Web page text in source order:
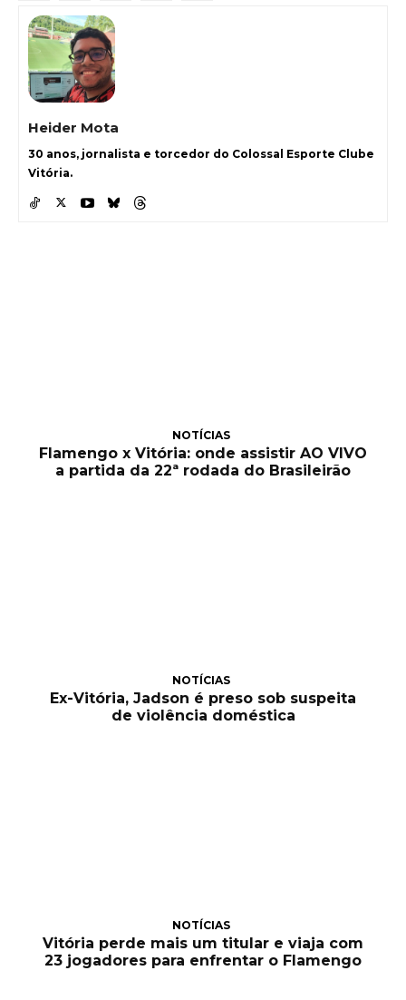
Heider Mota
30 anos, jornalista e torcedor do Colossal Esporte Clube
Vitória.
NOTÍCIAS
Flamengo x Vitória: onde assistir AO VIVO
a partida da 22ª rodada do Brasileirão
NOTÍCIAS
Ex-Vitória, Jadson é preso sob suspeita
de violência doméstica
NOTÍCIAS
Vitória perde mais um titular e viaja com
23 jogadores para enfrentar o Flamengo